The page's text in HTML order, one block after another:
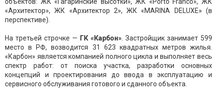
объектов: ЖК «Гагаринские высотки», ЖК «Porto Franco», ЖК
«Архитектор», ЖК «Архитектор 2», ЖК «MARINA DELUXE» (в
перспективе).
На третьей строчке — ГК «Карбон». Застройщик занимает 599
место в РФ, возводится 31 623 квадратных метров жилья.
«Карбон» является компанией полного цикла и выполняет весь
спектр работ: от поиска участка, разработки основных
концепций и проектирования до ввода в эксплуатацию и
сервисного обслуживания готового и сданного объекта.